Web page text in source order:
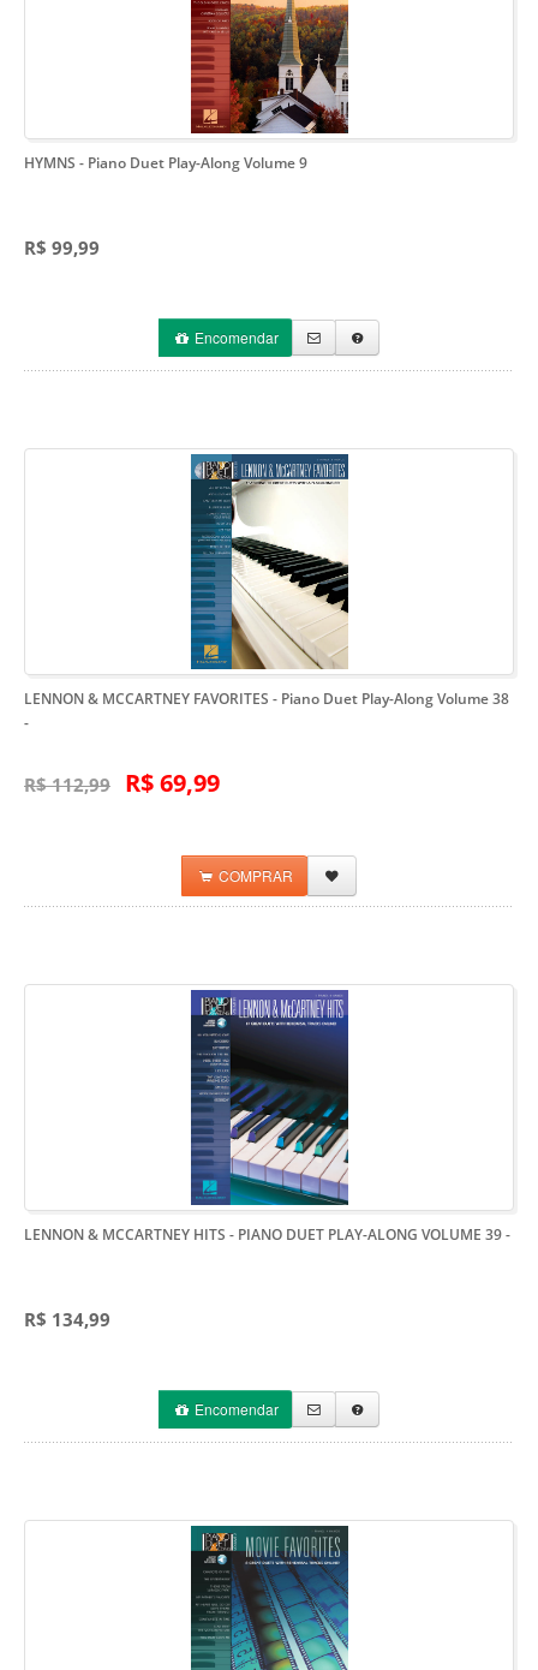
HYMNS - Piano Duet Play-Along Volume 9
R$ 99,99
Encomendar
LENNON & MCCARTNEY FAVORITES - Piano Duet Play-Along Volume 38
-
R$ 112,99 R$ 69,99
COMPRAR
LENNON & MCCARTNEY HITS - PIANO DUET PLAY-ALONG VOLUME 39-
R$ 134,99
Encomendar